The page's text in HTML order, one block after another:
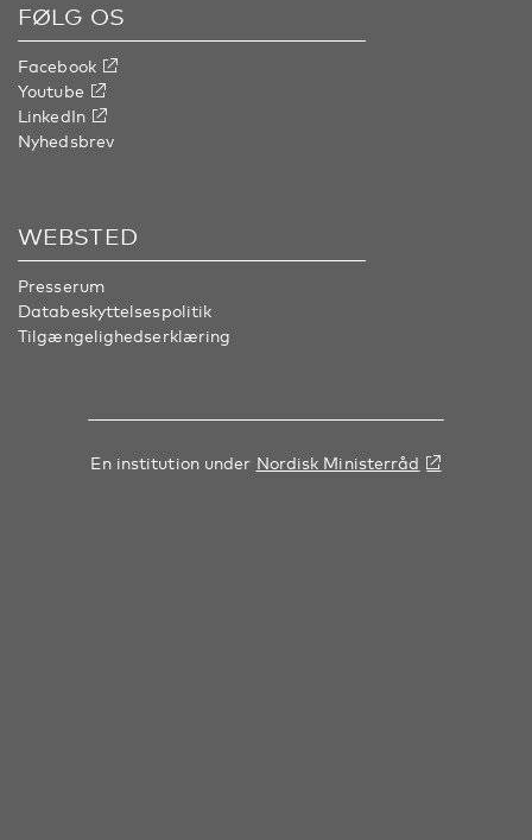
FØLG OS
Facebook
Youtube
LinkedIn
Nyhedsbrev
WEBSTED
Presserum
Databeskyttelsespolitik
Tilgængelighedserklæring
En institution under Nordisk Ministerråd